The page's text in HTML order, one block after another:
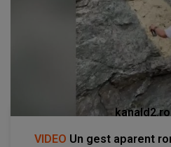
kanald2.ro
VIDEO Un gest aparent